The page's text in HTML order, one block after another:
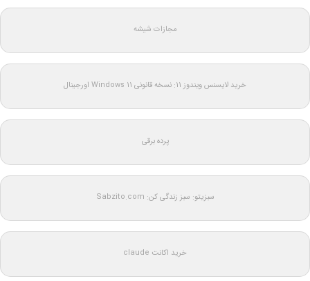
مجازات شیشه
خرید لایسنس ویندوز 11: نسخه قانونی Windows 11 اورجینال
پرده برقی
سبزیتو: سبز زندگی کن: Sabzito.com
خرید اکانت claude